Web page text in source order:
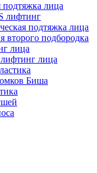
лица
лифтинг
подтяжка лица
второго подбородка
лица
лица
Биша